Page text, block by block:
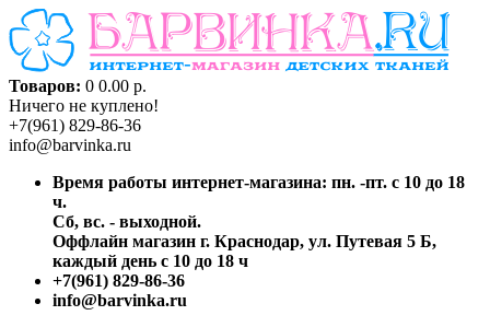
Товаров: 0 0.00 р.
Ничего не куплено!
+7(961) 829-86-36
info@barvinka.ru
Время работы интернет-магазина: пн. -пт. с 10 до 18
ч.
Сб, вс. - выходной.
Оффлайн магазин г. Краснодар, ул. Путевая 5 Б,
каждый день с 10 до 18 ч
+7(961) 829-86-36
info@barvinka.ru